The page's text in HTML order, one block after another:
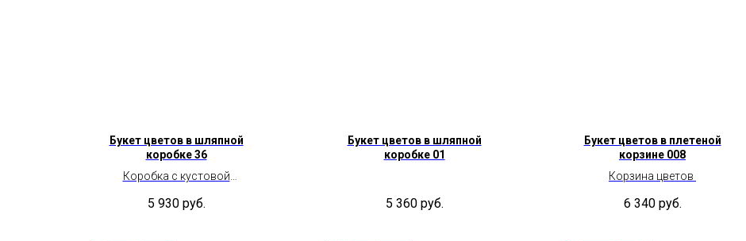
Букет цветов в шляпной
коробке 36
Коробка с кустовой
5 930 руб.
Букет цветов в шляпной
коробке 01
5 360 руб.
Букет цветов в плетеной
корзине 008
Корзина цветов
6 340 руб.